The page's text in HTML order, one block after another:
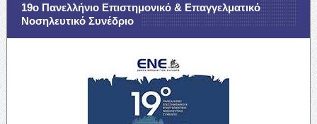
19ο Πανελλήνιο Επιστημονικό & Επαγγελματικό
Νοσηλευτικό Συνέδριο